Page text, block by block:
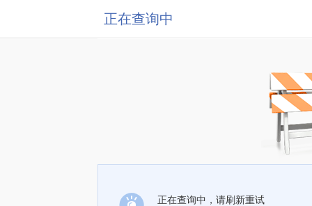
正在查询中
正在查询中，请刷新重试